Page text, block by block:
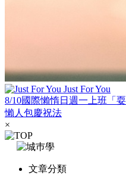
Just For You
8/10國際懶惰日週一上班「
懶人包慶祝法
×
文章分類